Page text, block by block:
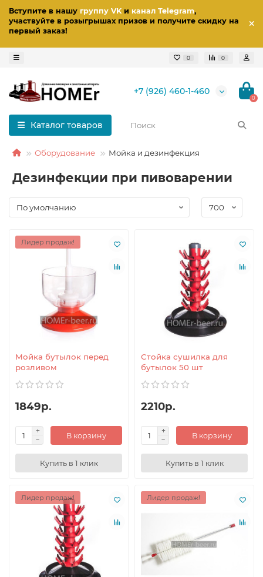
Вступите в нашу группу VKи канал Telegram,
участвуйте в розыгрышах призов и получите скидку на
первый заказ!
0 0
+7 (926) 460-1-460
0
Каталог товаров
Оборудование Мойка и дезинфекция
Дезинфекции при пивоварении
Лидер продаж!
Мойка бутылок перед
розливом
1849р.
В корзину
Купить в 1 клик
Стойка сушилка для
бутылок 50 шт
2210р.
В корзину
Купить в 1 клик
Лидер продаж! Лидер продаж!